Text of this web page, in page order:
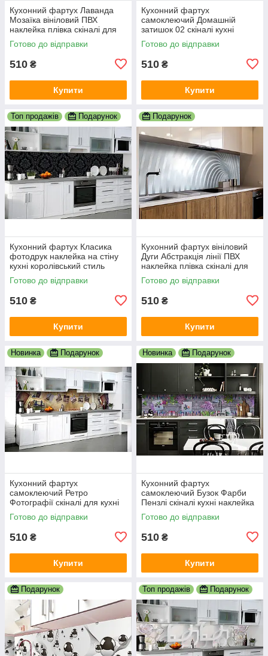
Кухонний фартух Лаванда
Мозаїка вініловий ПВХ
наклейка плівка скіналі для
кухні фіолетовий 600х2000
мм
Готово до відправки
510 ₴
Купити
Кухонний фартух
самоклеючий Домашній
затишок 02 скіналі кухні
наклейка ПВХ Париж
Ейфелева вежа 600х2000 мм
Готово до відправки
510 ₴
Купити
Топ продажів Подарунок
Кухонний фартух Класика
фотодрук наклейка на стіну
кухні королівський стиль
абстракція 600х2000 мм
Готово до відправки
510 ₴
Купити
Подарунок
Кухонний фартух вініловий
Дуги Абстракція лінії ПВХ
наклейка плівка скіналі для
кухні сірий 600х2000 мм
Готово до відправки
510 ₴
Купити
Новинка Подарунок
Кухонний фартух
самоклеючий Ретро
Фотографії скіналі для кухні
наклейка ПВХ Вінтаж
бежевий 600х2000 мм
Готово до відправки
510 ₴
Купити
Новинка Подарунок
Кухонний фартух
самоклеючий Бузок Фарби
Пензлі скіналі кухні наклейка
ПВХ дошки фіолетовий
600х2000 мм
Готово до відправки
510 ₴
Купити
Подарунок Топ продажів Подарунок